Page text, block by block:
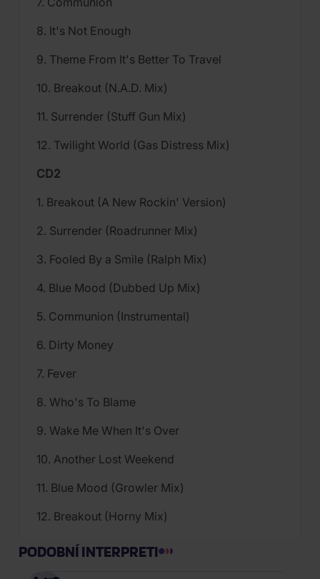
8. It's Not Enough
9. Theme From It's Better To Travel
10. Breakout (N.A.D. Mix)
11. Surrender (Stuff Gun Mix)
12. Twilight World (Gas Distress Mix)
CD2
1. Breakout (A New Rockin' Version)
2. Surrender (Roadrunner Mix)
3. Fooled By a Smile (Ralph Mix)
4. Blue Mood (Dubbed Up Mix)
5. Communion (Instrumental)
6. Dirty Money
7. Fever
8. Who's To Blame
9. Wake Me When It's Over
10. Another Lost Weekend
11. Blue Mood (Growler Mix)
12. Breakout (Horny Mix)
PODOBNÍ INTERPRETI